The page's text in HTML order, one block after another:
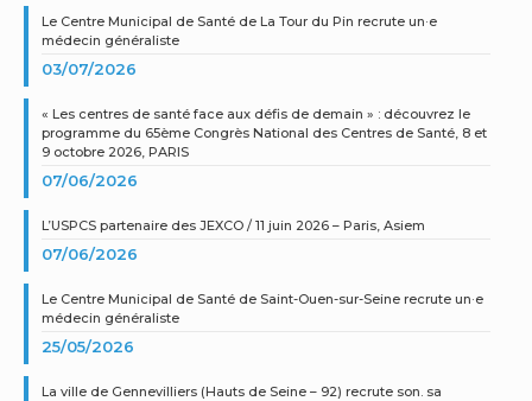
Le Centre Municipal de Santé de La Tour du Pin recrute un·e
médecin généraliste
03/07/2026
« Les centres de santé face aux défis de demain » : découvrez le
programme du 65ème Congrès National des Centres de Santé, 8 et
9 octobre 2026, PARIS
07/06/2026
L’USPCS partenaire des JEXCO / 11 juin 2026 – Paris, Asiem
07/06/2026
Le Centre Municipal de Santé de Saint-Ouen-sur-Seine recrute un·e
médecin généraliste
25/05/2026
La ville de Gennevilliers (Hauts de Seine – 92) recrute son. sa